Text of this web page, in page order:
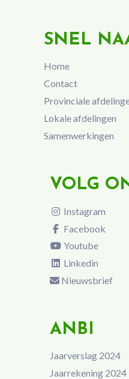
SNEL
Home
Contact
Provinciale
Lokale afdelingen
Samenwerkingen
VOLG
Instagram
Facebook
Youtube
Linkedin
Nieuwsbrief
ANBI
Jaarverslag 2024
Jaarrekening 2024